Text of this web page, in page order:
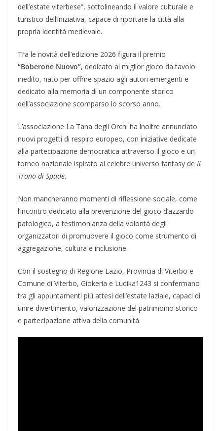
dell’estate viterbese”, sottolineando il valore culturale e
turistico dell’iniziativa, capace di riportare la città alla
propria identità medievale.
Tra le novità dell’edizione 2026 figura il premio
“Boberone Nuovo”, dedicato al miglior gioco da tavolo
inedito, nato per offrire spazio agli autori emergenti e
dedicato alla memoria di un componente storico
dell’associazione scomparso lo scorso anno.
L’associazione La Tana degli Orchi ha inoltre annunciato
nuovi progetti di respiro europeo, con iniziative dedicate
alla partecipazione democratica attraverso il gioco e un
torneo nazionale ispirato al celebre universo fantasy de Il
Trono di Spade.
Non mancheranno momenti di riflessione sociale, come
l’incontro dedicato alla prevenzione del gioco d’azzardo
patologico, a testimonianza della volontà degli
organizzatori di promuovere il gioco come strumento di
aggregazione, cultura e inclusione.
Con il sostegno di Regione Lazio, Provincia di Viterbo e
Comune di Viterbo, Giokeria e Ludika1243 si confermano
tra gli appuntamenti più attesi dell’estate laziale, capaci di
unire divertimento, valorizzazione del patrimonio storico
e partecipazione attiva della comunità.